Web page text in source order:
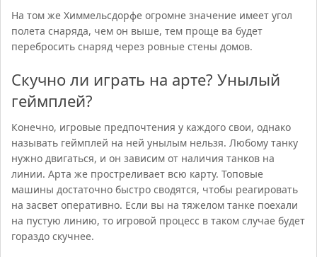
На том же Химмельсдорфе огромне значение имеет угол
полета снаряда, чем он выше, тем проще ва будет
перебросить снаряд через ровные стены домов.
Скучно ли играть на арте? Унылый
геймплей?
Конечно, игровые предпочтения у каждого свои, однако
называть геймплей на ней унылым нельзя. Любому танку
нужно двигаться, и он зависим от наличия танков на
линии. Арта же простреливает всю карту. Топовые
машины достаточно быстро сводятся, чтобы реагировать
на засвет оперативно. Если вы на тяжелом танке поехали
на пустую линию, то игровой процесс в таком случае будет
гораздо скучнее.